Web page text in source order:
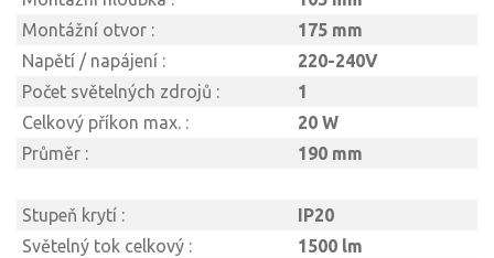
Montážní otvor :
175 mm
Napětí / napájení :
220-240V
Počet světelných zdrojů :
1
Celkový příkon max. :
20 W
Průměr :
190 mm
Stupeň krytí :
IP20
Světelný tok celkový :
1500 lm